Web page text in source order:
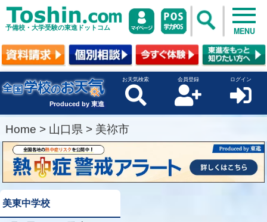
予備校・大学受験の東進ドットコム MENU
Produced by 東進
お天気検索 会員登録 ログイン
Home > 山口県 > 美祢市
美東中学校